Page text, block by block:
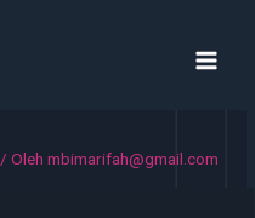
/ Olehmbimarifah@gmail.com